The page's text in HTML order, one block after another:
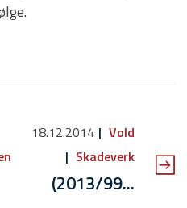
18.12.2014
Vold
Skadeverk
(2013/99...